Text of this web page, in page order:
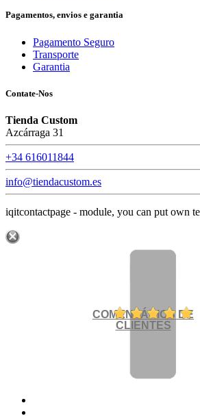
Pagamentos, envios e garantia
Pagamento Seguro
Transporte
Garantia
Contate-Nos
Tienda Custom
Azcárraga 31
+34 616011844
info@tiendacustom.es
iqitcontactpage - module, you can put own
COMENTÁRIOS DE
CLIENTES